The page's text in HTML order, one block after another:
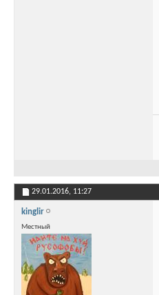
29.01.2016, 11:27
kinglir
Местный